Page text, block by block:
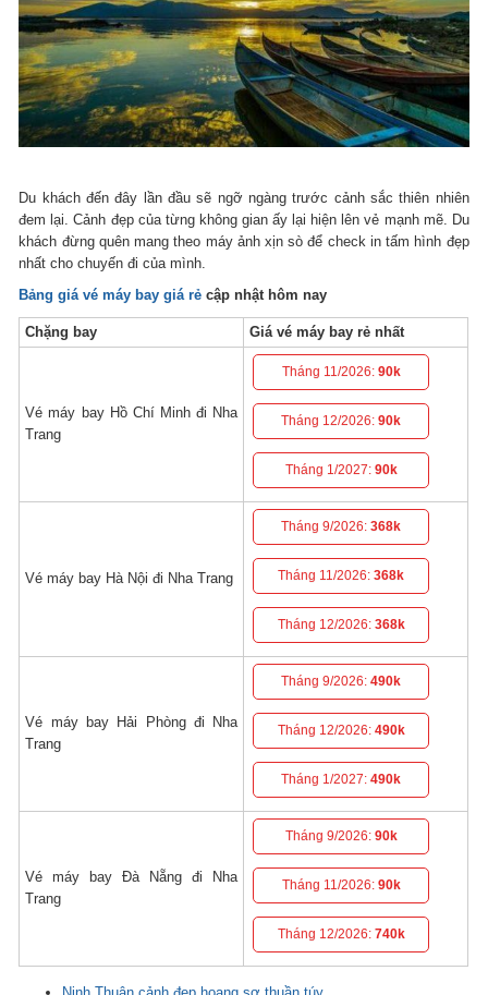
Du khách đến đây lần đầu sẽ ngỡ ngàng trước cảnh sắc thiên nhiên
đem lại. Cảnh đẹp của từng không gian ấy lại hiện lên vẻ mạnh mẽ. Du
khách đừng quên mang theo máy ảnh xịn sò để check in tấm hình đẹp
nhất cho chuyến đi của mình.
Bảng giá vé máy bay giá rẻ cập nhật hôm nay
Chặng bay Giá vé máy bay rẻ nhất
Vé máy bay Hồ Chí Minh đi Nha
Trang
Tháng 11/2026: 90k
Tháng 12/2026:90k
Tháng 1/2027: 90k
Vé máy bay Hà Nội đi Nha Trang
Tháng 9/2026:368k
Tháng 11/2026:368k
Tháng 12/2026: 368k
Vé máy bay Hải Phòng đi Nha
Trang
Tháng 9/2026:490k
Tháng 12/2026: 490k
Tháng 1/2027:490k
Vé máy bay Đà Nẵng đi Nha
Trang
Tháng 9/2026: 90k
Tháng 11/2026: 90k
Tháng 12/2026: 740k